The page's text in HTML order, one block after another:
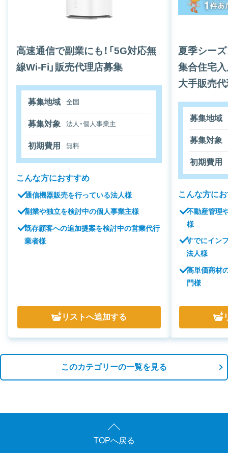
高速通信で副業にも！「5G対応無
線Wi-Fi」販売代理店募集
募集地域 全国
募集対象 法人・個人事業主
初期費用 無料
こんな方におすすめ
通信機器販売を行っている法人様
副業や独立を検討中の個人事業主様
既存顧客への追加提案を検討中の営業代行
業者様
リストへ追加する
夏季シーズ
集合住宅入
大手販売
募集地域
募集対象
初期費用
こんな方に
不動産管理
様
すでにイン
法人様
高単価商材
門様
このカテゴリーの一覧を見る
TOPへ戻る